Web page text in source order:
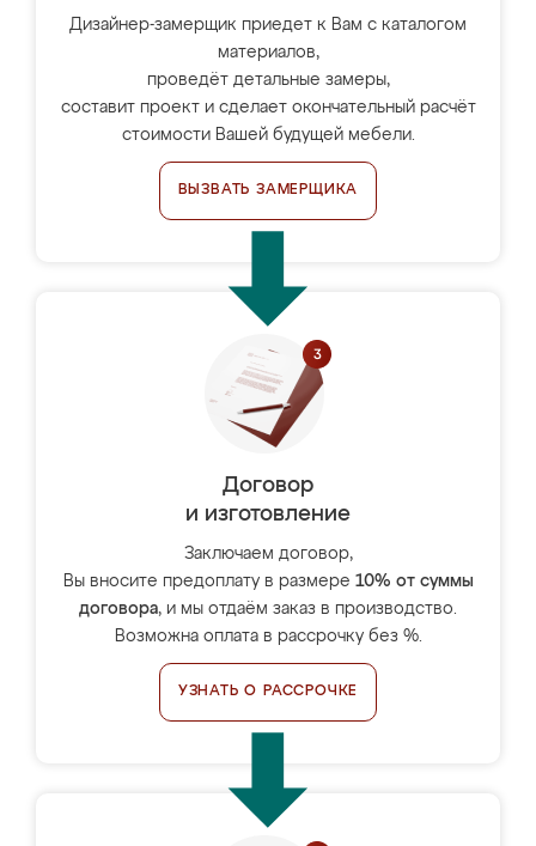
Дизайнер-замерщик приедет к Вам с каталогом
материалов,
проведёт детальные замеры,
составит проект и сделает окончательный расчёт
стоимости Вашей будущей мебели.
ВЫЗВАТЬ ЗАМЕРЩИКА
Договор
и изготовление
Заключаем договор,
Вы вносите предоплату в размере 10% от суммы
договора, и мы отдаём заказ в производство.
Возможна оплата в рассрочку без %.
УЗНАТЬ О РАССРОЧКЕ